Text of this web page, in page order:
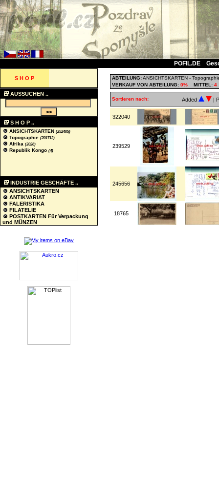
POFIL.DE
S H O P
AUSSUCHEN ..
S H O P ..
ANSICHTSKARTEN (252405)
Topographie (201713)
Afrika (2028)
Republik Kongo (4)
INDUSTRIE GESCHÄFTE ..
ANSICHTSKARTEN
ANTIKVARIAT
FALERISTIKA
FILATELIE
POSTKARTEN Für Verpackung
und MÜNZEN
ABTEILUNG:ANSICHTSKARTEN -
VERKAUF VON ABTEILUNG: 0% MITTEL: 4
Sortieren nach: Added |
322040
239529
245656
18765